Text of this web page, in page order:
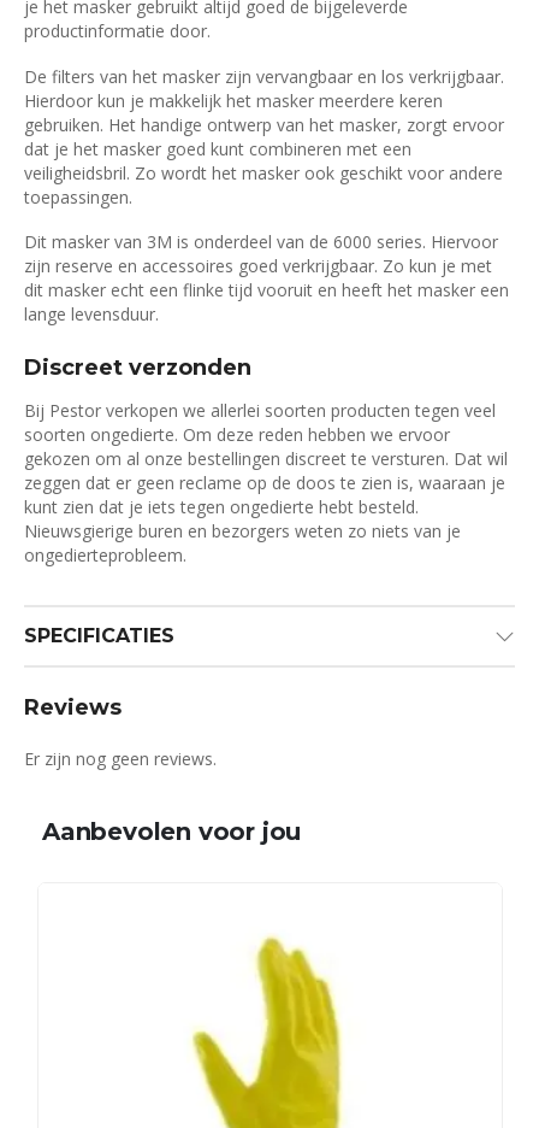
je het masker gebruikt altijd goed de bijgeleverde
productinformatie door.
De filters van het masker zijn vervangbaar en los verkrijgbaar.
Hierdoor kun je makkelijk het masker meerdere keren
gebruiken. Het handige ontwerp van het masker, zorgt ervoor
dat je het masker goed kunt combineren met een
veiligheidsbril. Zo wordt het masker ook geschikt voor andere
toepassingen.
Dit masker van 3M is onderdeel van de 6000 series. Hiervoor
zijn reserve en accessoires goed verkrijgbaar. Zo kun je met
dit masker echt een flinke tijd vooruit en heeft het masker een
lange levensduur.
Discreet verzonden
Bij Pestor verkopen we allerlei soorten producten tegen veel
soorten ongedierte. Om deze reden hebben we ervoor
gekozen om al onze bestellingen discreet te versturen. Dat wil
zeggen dat er geen reclame op de doos te zien is, waaraan je
kunt zien dat je iets tegen ongedierte hebt besteld.
Nieuwsgierige buren en bezorgers weten zo niets van je
ongedierteprobleem.
SPECIFICATIES
Reviews
Er zijn nog geen reviews.
Aanbevolen voor jou